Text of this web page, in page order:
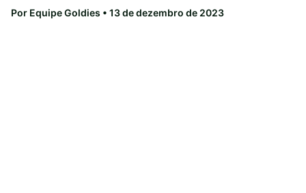
Por Equipe Goldies • 13 de dezembro de 2023